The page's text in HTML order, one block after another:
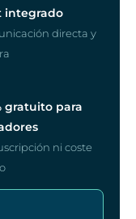
integrado
directa y
gratuito para
ni coste